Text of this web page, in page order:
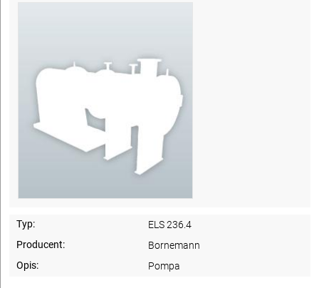
Typ:
ELS 236.4
Producent:
Bornemann
Opis:
Pompa